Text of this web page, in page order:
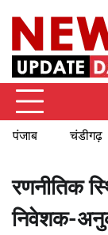
content
पंजाब चंडीगढ़
रणनीतिक
निवेशक-